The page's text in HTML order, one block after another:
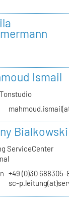
Ismail
Bialkowski
ServiceCenter
+49 (0)30 688305-
sc-